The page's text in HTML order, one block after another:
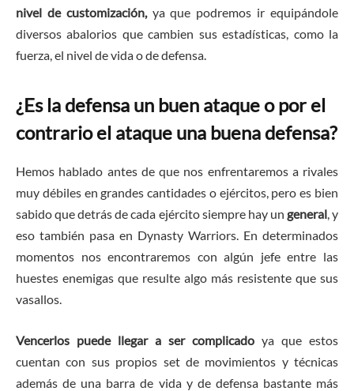
nivel de customización,ya que podremos ir equipándole
diversos abalorios que cambien sus estadísticas, como la
fuerza, el nivel de vida o de defensa.
¿Es la defensa un buen ataque o por el
contrario el ataque una buena defensa?
Hemos hablado antes de que nos enfrentaremos a rivales
muy débiles en grandes cantidades o ejércitos, pero es bien
sabido que detrás de cada ejército siempre hay un general, y
eso también pasa en Dynasty Warriors. En determinados
momentos nos encontraremos con algún jefe entre las
huestes enemigas que resulte algo más resistente que sus
vasallos.
Vencerlos puede llegar a ser complicado ya que estos
cuentan con sus propios set de movimientos y técnicas
además de una barra de vida y de defensa bastante más